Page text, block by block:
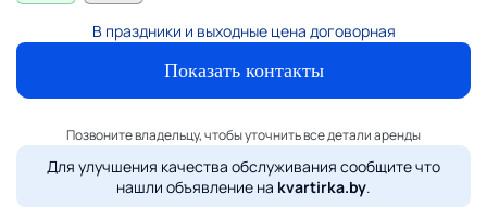
В праздники и выходные цена договорная
Показать контакты
Позвоните владельцу, чтобы уточнить все детали аренды
Для улучшения качества обслуживания сообщите что
нашли объявление на kvartirka.by.